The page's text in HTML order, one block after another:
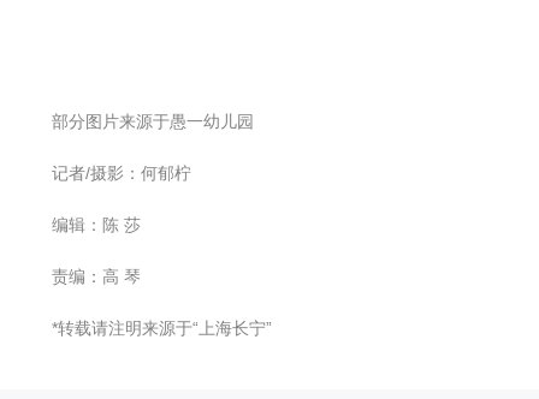
部分图片来源于愚一幼儿园
记者/摄影：何郁柠
编辑：陈 莎
责编：高 琴
*转载请注明来源于“上海长宁”